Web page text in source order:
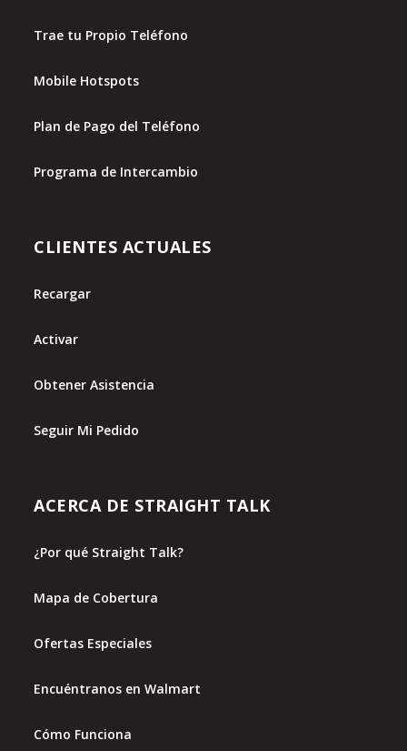
Trae tu Propio Teléfono
Mobile Hotspots
Plan de Pago del Teléfono
Programa de Intercambio
CLIENTES ACTUALES
Recargar
Activar
Obtener Asistencia
Seguir Mi Pedido
ACERCA DE STRAIGHT TALK
¿Por qué Straight Talk?
Mapa de Cobertura
Ofertas Especiales
Encuéntranos en Walmart
Cómo Funciona